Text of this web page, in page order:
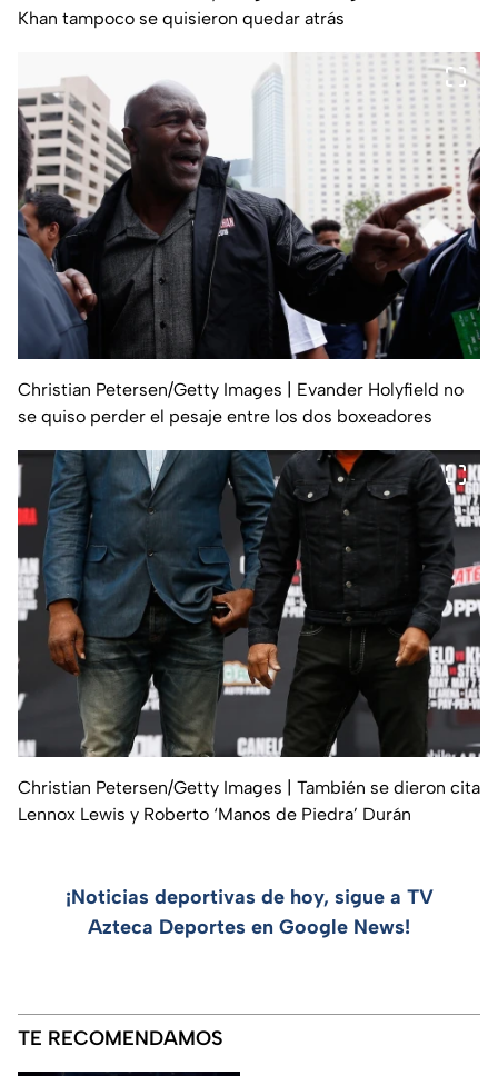
Khan tampoco se quisieron quedar atrás
Christian Petersen/Getty Images | Evander Holyfield no
se quiso perder el pesaje entre los dos boxeadores
Christian Petersen/Getty Images | También se dieron cita
Lennox Lewis y Roberto ‘Manos de Piedra’ Durán
¡Noticias deportivas de hoy, sigue a TV
Azteca Deportes en Google News!
TE RECOMENDAMOS